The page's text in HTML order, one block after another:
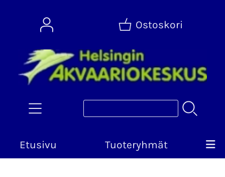
Ostoskori
Etusivu Tuoteryhmät